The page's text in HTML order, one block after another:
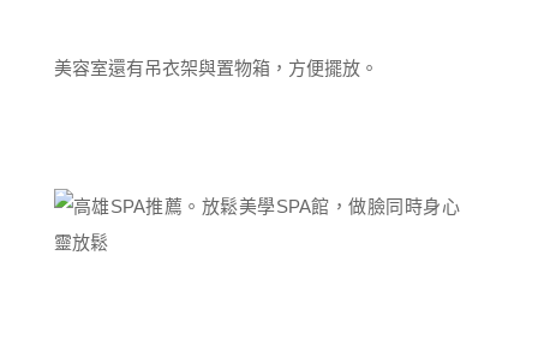
美容室還有吊衣架與置物箱，方便擺放。